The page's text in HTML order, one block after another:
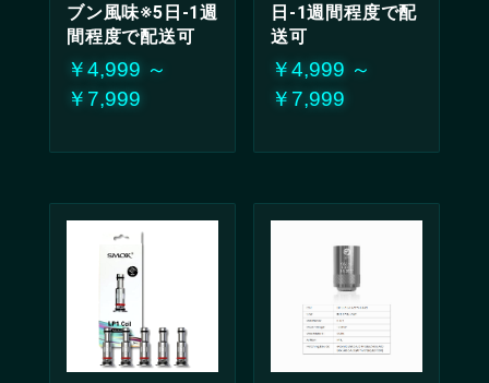
ブン風味※5日-1週
間程度で配送可
￥4,999 ～
￥7,999
日-1週間程度で配
送可
￥4,999 ～
￥7,999